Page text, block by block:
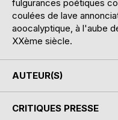
fulgurances poétiques
coulées de lave
aoocalyptique, à l'aube
XXème siècle.
AUTEUR(S)
CRITIQUES PRESSE